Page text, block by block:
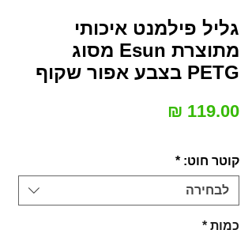
גליל פילמנט איכותי
מתוצרת Esun מסוג
PETG בצבע אפור שקוף
קוטר חוט: *
לבחירה
כמות *